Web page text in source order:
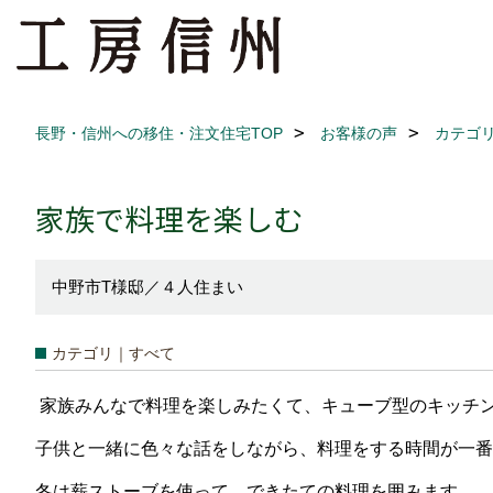
長野・信州への移住・注文住宅TOP お客様の声 カテゴ
家族で料理を楽しむ
中野市T様邸／４人住まい
カテゴリ｜すべて
家族みんなで料理を楽しみたくて、キューブ型のキッチ
子供と一緒に色々な話をしながら、料理をする時間が一